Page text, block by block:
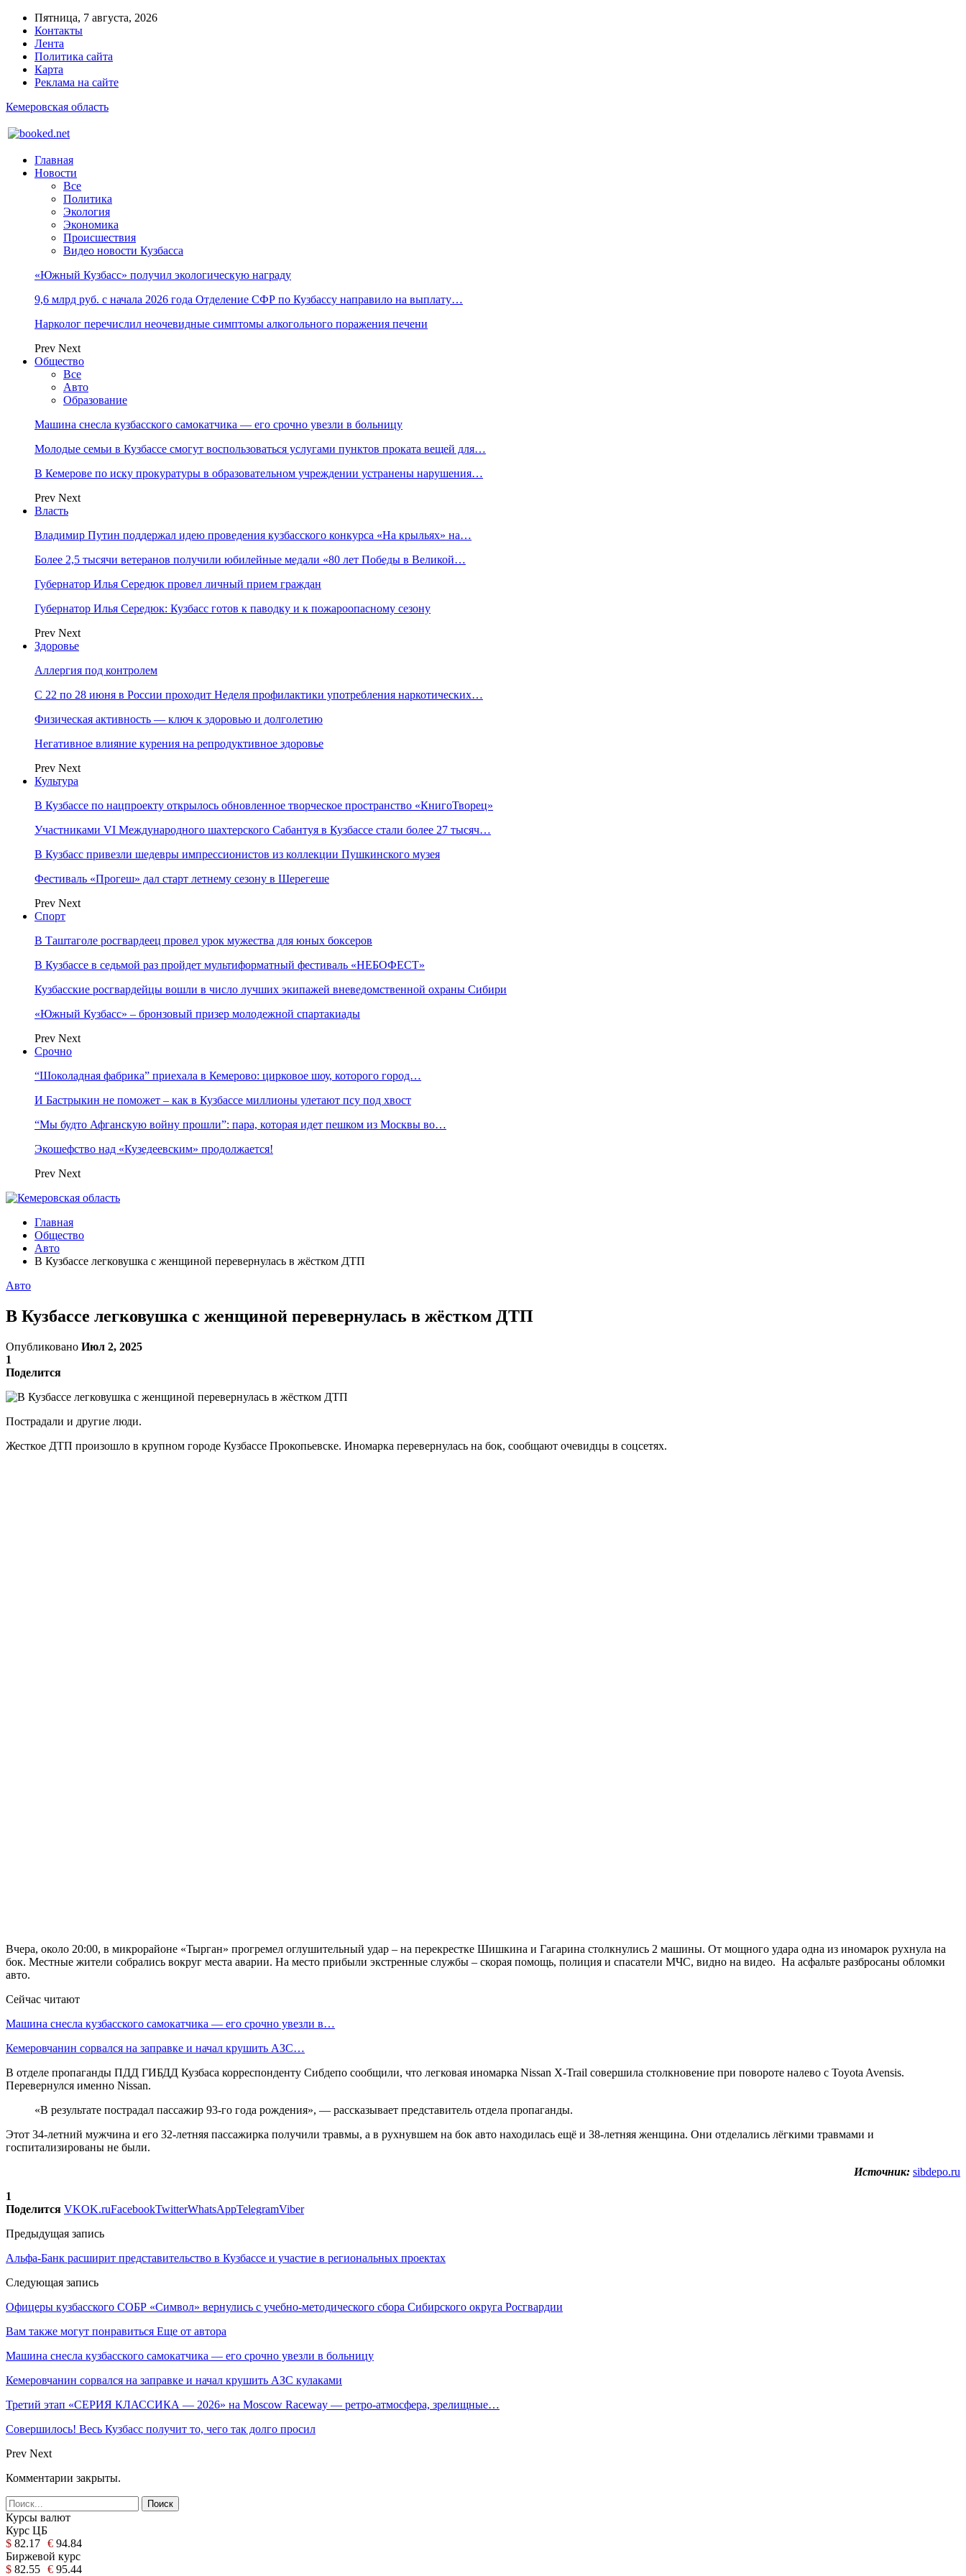
Пятница, 7 августа, 2026
Контакты
Лента
Политика сайта
Карта
Реклама на сайте
Кемеровская область
Главная
Новости
Все
Политика
Экология
Экономика
Происшествия
Видео новости Кузбасса
«Южный Кузбасс» получил экологическую награду
9,6 млрд руб. с начала 2026 года Отделение СФР по Кузбассу направило на выплату…
Нарколог перечислил неочевидные симптомы алкогольного поражения печени
Prev Next
Общество
Все
Авто
Образование
Машина снесла кузбасского самокатчика — его срочно увезли в больницу
Молодые семьи в Кузбассе смогут воспользоваться услугами пунктов проката вещей для…
В Кемерове по иску прокуратуры в образовательном учреждении устранены нарушения…
Prev Next
Власть
Владимир Путин поддержал идею проведения кузбасского конкурса «На крыльях» на…
Более 2,5 тысячи ветеранов получили юбилейные медали «80 лет Победы в Великой…
Губернатор Илья Середюк провел личный прием граждан
Губернатор Илья Середюк: Кузбасс готов к паводку и к пожароопасному сезону
Prev Next
Здоровье
Аллергия под контролем
С 22 по 28 июня в России проходит Неделя профилактики употребления наркотических…
Физическая активность — ключ к здоровью и долголетию
Негативное влияние курения на репродуктивное здоровье
Prev Next
Культура
В Кузбассе по нацпроекту открылось обновленное творческое пространство «КнигоТворец»
Участниками VI Международного шахтерского Сабантуя в Кузбассе стали более 27 тысяч…
В Кузбасс привезли шедевры импрессионистов из коллекции Пушкинского музея
Фестиваль «Прогеш» дал старт летнему сезону в Шерегеше
Prev Next
Спорт
В Таштаголе росгвардеец провел урок мужества для юных боксеров
В Кузбассе в седьмой раз пройдет мультиформатный фестиваль «НЕБОФЕСТ»
Кузбасские росгвардейцы вошли в число лучших экипажей вневедомственной охраны Сибири
«Южный Кузбасс» – бронзовый призер молодежной спартакиады
Prev Next
Срочно
“Шоколадная фабрика” приехала в Кемерово: цирковое шоу, которого город…
И Бастрыкин не поможет – как в Кузбассе миллионы улетают псу под хвост
“Мы будто Афганскую войну прошли”: пара, которая идет пешком из Москвы во…
Экошефство над «Кузедеевским» продолжается!
Prev Next
Главная
Общество
Авто
В Кузбассе легковушка с женщиной перевернулась в жёстком ДТП
Авто
В Кузбассе легковушка с женщиной перевернулась в жёстком ДТП
Опубликовано Июл 2, 2025
1
Поделится
Пострадали и другие люди.
Жесткое ДТП произошло в крупном городе Кузбассе Прокопьевске. Иномарка перевернулась на бок, сообщают очевидцы в соцсетях.
Вчера, около 20:00, в микрорайоне «Тырган» прогремел оглушительный удар – на перекрестке Шишкина и Гагарина столкнулись 2 машины. От мощного удара одна из иномарок рухнула на
бок. Местные жители собрались вокруг места аварии. На место прибыли экстренные службы – скорая помощь, полиция и спасатели МЧС, видно на видео. На асфальте разбросаны обломки
авто.
Сейчас читают
Машина снесла кузбасского самокатчика — его срочно увезли в…
Кемеровчанин сорвался на заправке и начал крушить АЗС…
В отделе пропаганды ПДД ГИБДД Кузбаса корреспонденту Сибдепо сообщили, что легковая иномарка Nissan X-Trail совершила столкновение при повороте налево с Toyota Avensis.
Перевернулся именно Nissan.
«В результате пострадал пассажир 93-го года рождения», — рассказывает представитель отдела пропаганды.
Этот 34-летний мужчина и его 32-летняя пассажирка получили травмы, а в рухнувшем на бок авто находилась ещё и 38-летняя женщина. Они отделались лёгкими травмами и
госпитализированы не были.
Источник: sibdepo.ru
1
Поделится VKOK.ruFacebookTwitterWhatsAppTelegramViber
Предыдущая запись
Альфа-Банк расширит представительство в Кузбассе и участие в региональных проектах
Следующая запись
Офицеры кузбасского СОБР «Символ» вернулись с учебно-методического сбора Сибирского округа Росгвардии
Вам также могут понравиться Еще от автора
Машина снесла кузбасского самокатчика — его срочно увезли в больницу
Кемеровчанин сорвался на заправке и начал крушить АЗС кулаками
Третий этап «СЕРИЯ КЛАССИКА — 2026» на Moscow Raceway — ретро‑атмосфера, зрелищные…
Совершилось! Весь Кузбасс получит то, чего так долго просил
Prev Next
Комментарии закрыты.
Курсы валют
Курс ЦБ
$ 82.17 € 94.84
Биржевой курс
$ 82.55 € 95.44